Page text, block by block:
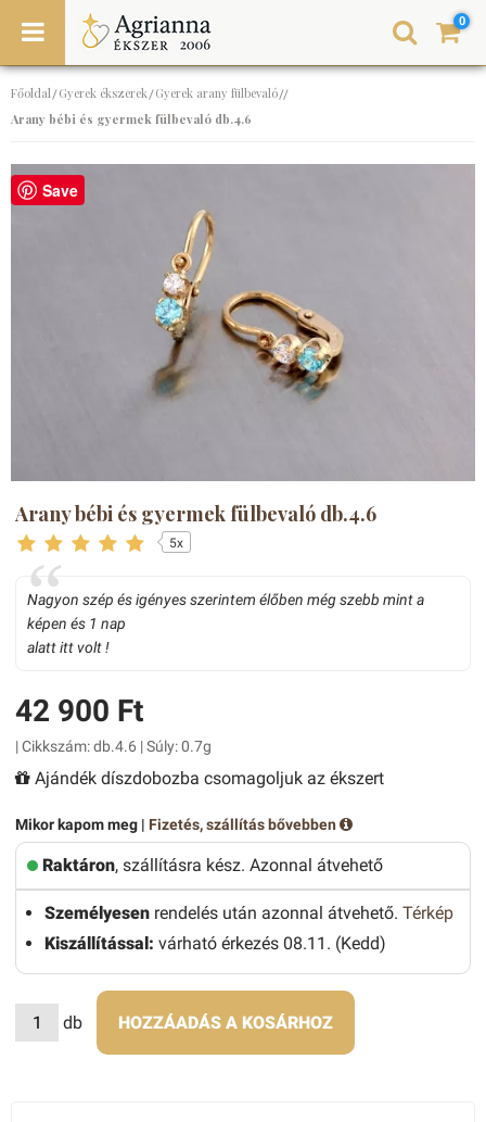
0
Főoldal/Gyerek ékszerek/Gyerek arany fülbevaló//
Arany bébi és gyermek fülbevaló db.4.6
Save
Arany bébi és gyermek fülbevaló db.4.6
5x
Nagyon szép és igényes szerintem élőben még szebb mint a
képen és 1 nap
alatt itt volt !
42 900 Ft
| Cikkszám: db.4.6 | Súly: 0.7g
Ajándék díszdobozba csomagoljuk az ékszert
Mikor kapom meg | Fizetés, szállítás bővebben
Raktáron, szállításra kész. Azonnal átvehető
Személyesen rendelés után azonnal átvehető. Térkép
Kiszállítással: várható érkezés 08.11. (Kedd)
db HOZZÁADÁS A KOSÁRHOZ